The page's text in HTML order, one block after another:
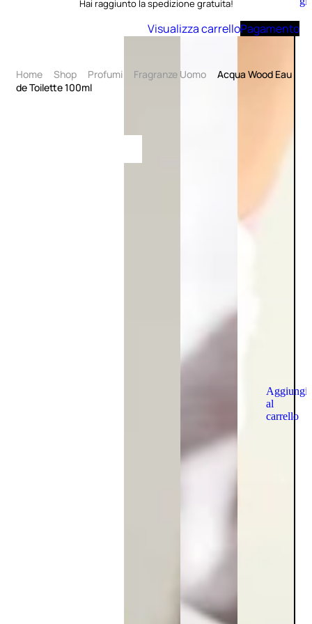
carrello
Aggiungi
al
carrello
Hai raggiunto la spedizione gratuita!
Visualizza carrelloPagamento
Home Shop Profumi Fragranze Uomo
Acqua Wood Eau
de Toilette 100ml